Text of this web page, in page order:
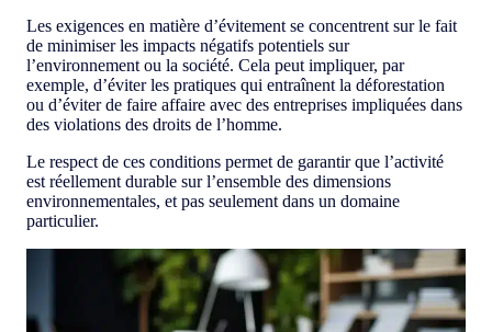
Les exigences en matière d’évitement se concentrent sur le fait
de minimiser les impacts négatifs potentiels sur
l’environnement ou la société. Cela peut impliquer, par
exemple, d’éviter les pratiques qui entraînent la déforestation
ou d’éviter de faire affaire avec des entreprises impliquées dans
des violations des droits de l’homme.
Le respect de ces conditions permet de garantir que l’activité
est réellement durable sur l’ensemble des dimensions
environnementales, et pas seulement dans un domaine
particulier.